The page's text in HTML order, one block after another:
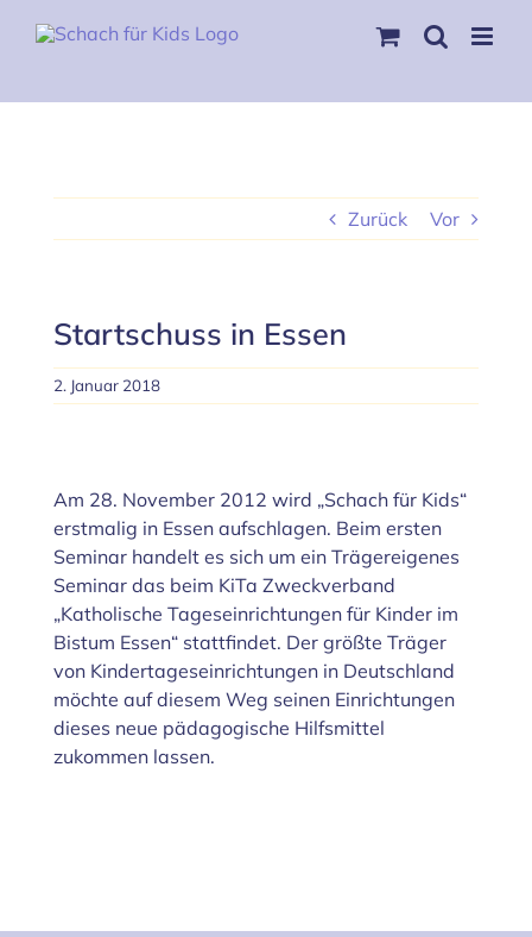
Zurück Vor
Startschuss in Essen
2. Januar 2018
Bild
Am 28. November 2012 wird „Schach für Kids“
erstmalig in Essen aufschlagen. Beim ersten
Seminar handelt es sich um ein Trägereigenes
Seminar das beim KiTa Zweckverband
„Katholische Tageseinrichtungen für Kinder im
Bistum Essen“ stattfindet. Der größte Träger
von Kindertageseinrichtungen in Deutschland
möchte auf diesem Weg seinen Einrichtungen
dieses neue pädagogische Hilfsmittel
zukommen lassen.